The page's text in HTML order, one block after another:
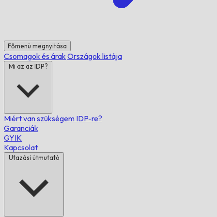
Főmenü megnyitása
Csomagok és árak Országok listája
Mi az az IDP?
Miért van szükségem IDP-re?
Garanciák
GYIK
Kapcsolat
Utazási útmutató